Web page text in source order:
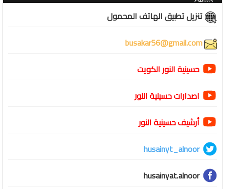
تنزيل تطبيق الهاتف المحمول
حسينية النور الكويت
اصدارات حسينية النور
أرشيف حسينية النور
husainyt_alnoor
husainyat.alnoor